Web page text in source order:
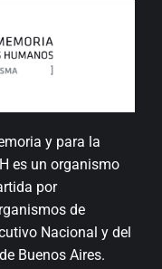
y para la
es un organismo
por
de
Nacional y del
Buenos Aires.